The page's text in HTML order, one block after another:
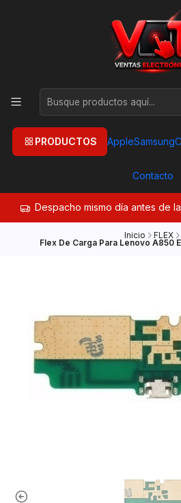
PRODUCTOS AppleSamsung
Contacto
Despacho mismo día antes de
Inicio FLEX
Flex De Carga Para Lenovo A850